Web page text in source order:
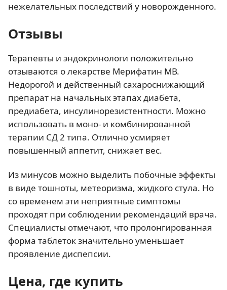
нежелательных последствий у новорожденного.
Отзывы
Терапевты и эндокринологи положительно
отзываются о лекарстве Мерифатин МВ.
Недорогой и действенный сахароснижающий
препарат на начальных этапах диабета,
предиабета, инсулинорезистентности. Можно
использовать в моно- и комбинированной
терапии СД 2 типа. Отлично усмиряет
повышенный аппетит, снижает вес.
Из минусов можно выделить побочные эффекты
в виде тошноты, метеоризма, жидкого стула. Но
со временем эти неприятные симптомы
проходят при соблюдении рекомендаций врача.
Специалисты отмечают, что пролонгированная
форма таблеток значительно уменьшает
проявление диспепсии.
Цена, где купить